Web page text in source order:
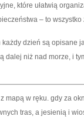
które ułatwią
– to
dzień są opisane
dalej niż nad morze, i
mapą w ręku. gdy za
tras, a jesienią i